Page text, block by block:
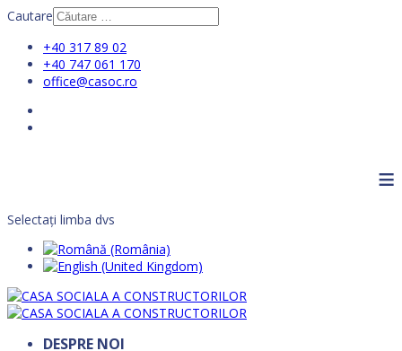
Cautare
+40 317 89 02
+40 747 061 170
office@casoc.ro
≡
Selectați limba dvs
DESPRE NOI